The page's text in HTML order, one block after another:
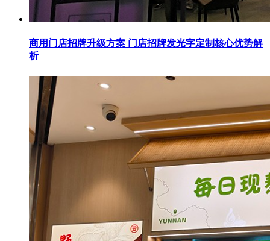
商用门店招牌升级方案 门店招牌发光字定制核心优势解
析